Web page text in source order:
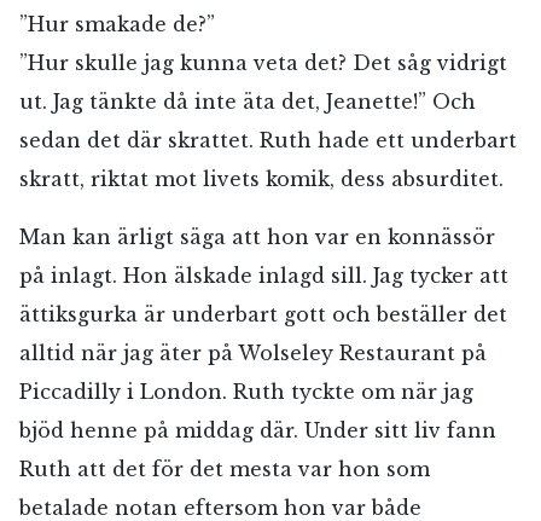
”Hur smakade de?”
”Hur skulle jag kunna veta det? Det såg vidrigt
ut. Jag tänkte då inte äta det, Jeanette!” Och
sedan det där skrattet. Ruth hade ett underbart
skratt, riktat mot livets komik, dess absurditet.
Man kan ärligt säga att hon var en konnässör
på inlagt. Hon älskade inlagd sill. Jag tycker att
ättiksgurka är underbart gott och beställer det
alltid när jag äter på Wolseley Restaurant på
Piccadilly i London. Ruth tyckte om när jag
bjöd henne på middag där. Under sitt liv fann
Ruth att det för det mesta var hon som
betalade notan eftersom hon var både